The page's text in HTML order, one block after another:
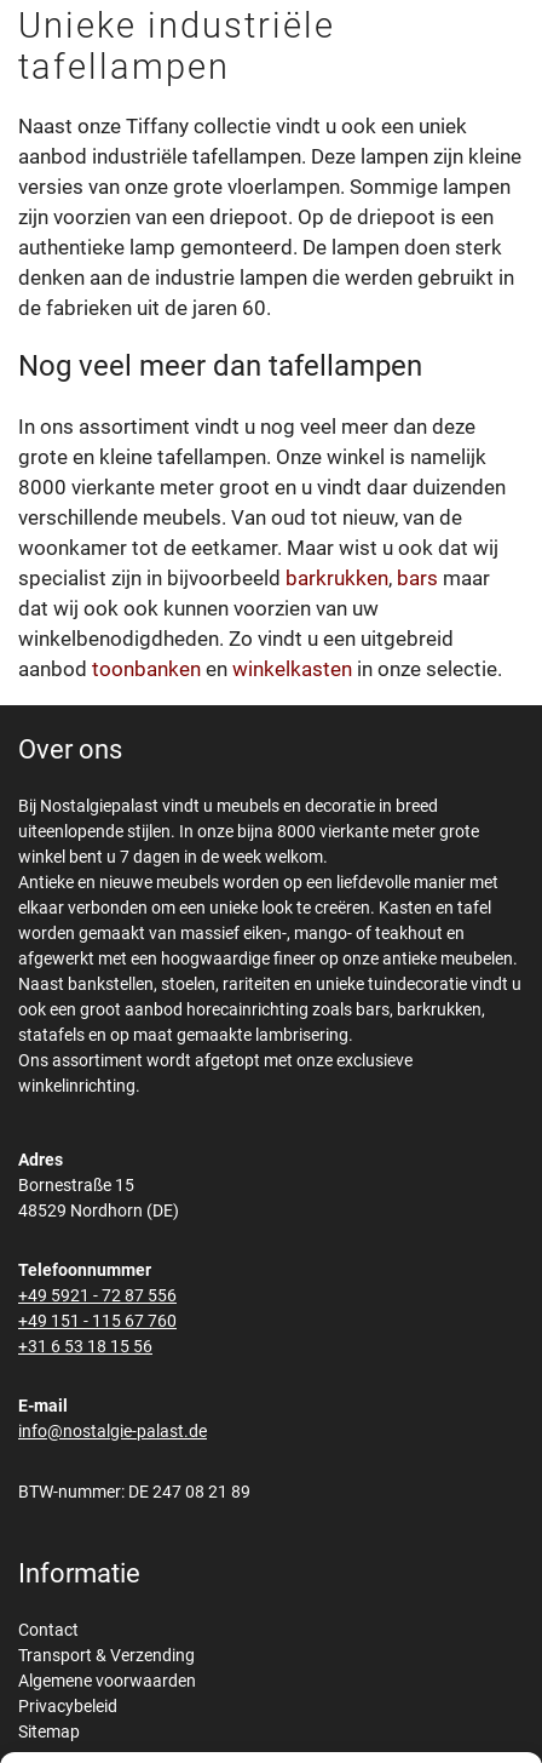
Unieke industriële
tafellampen
Naast onze Tiffany collectie vindt u ook een uniek
aanbod industriële tafellampen. Deze lampen zijn kleine
versies van onze grote vloerlampen. Sommige lampen
zijn voorzien van een driepoot. Op de driepoot is een
authentieke lamp gemonteerd. De lampen doen sterk
denken aan de industrie lampen die werden gebruikt in
de fabrieken uit de jaren 60.
Nog veel meer dan tafellampen
In ons assortiment vindt u nog veel meer dan deze
grote en kleine tafellampen. Onze winkel is namelijk
8000 vierkante meter groot en u vindt daar duizenden
verschillende meubels. Van oud tot nieuw, van de
woonkamer tot de eetkamer. Maar wist u ook dat wij
specialist zijn in bijvoorbeeld barkrukken, bars maar
dat wij ook ook kunnen voorzien van uw
winkelbenodigdheden. Zo vindt u een uitgebreid
aanbod toonbanken en winkelkasten in onze selectie.
Over ons
Bij Nostalgiepalast vindt u meubels en decoratie in breed
uiteenlopende stijlen. In onze bijna 8000 vierkante meter grote
winkel bent u 7 dagen in de week welkom.
Antieke en nieuwe meubels worden op een liefdevolle manier met
elkaar verbonden om een unieke look te creëren. Kasten en tafel
worden gemaakt van massief eiken-, mango- of teakhout en
afgewerkt met een hoogwaardige fineer op onze antieke meubelen.
Naast bankstellen, stoelen, rariteiten en unieke tuindecoratie vindt u
ook een groot aanbod horecainrichting zoals bars, barkrukken,
statafels en op maat gemaakte lambrisering.
Ons assortiment wordt afgetopt met onze exclusieve
winkelinrichting.
Adres
Bornestraße 15
48529 Nordhorn (DE)
Telefoonnummer
+49 5921 - 72 87 556
+49 151 - 115 67 760
+31 6 53 18 15 56
E-mail
info@nostalgie-palast.de
BTW-nummer: DE 247 08 21 89
Informatie
Contact
Transport & Verzending
Algemene voorwaarden
Privacybeleid
Sitemap